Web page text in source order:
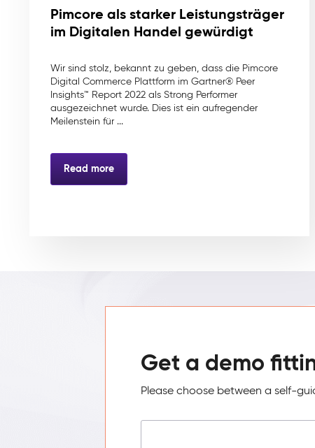
Pimcore als starker Leistungsträger
im Digitalen Handel gewürdigt
Wir sind stolz, bekannt zu geben, dass die Pimcore
Digital Commerce Plattform im Gartner® Peer
Insights™ Report 2022 als Strong Performer
ausgezeichnet wurde. Dies ist ein aufregender
Meilenstein für ...
Read more
Get a demo
Please choose between a self-